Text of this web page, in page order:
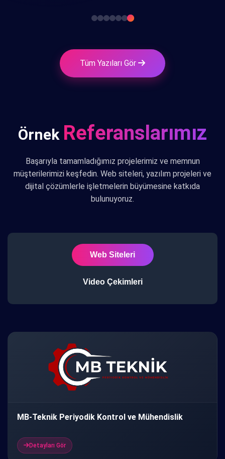
Tüm Yazıları Gör
Örnek Referanslarımız
Başarıyla tamamladığımız projelerimiz ve memnun
müşterilerimizi keşfedin. Web siteleri, yazılım projeleri ve
dijital çözümlerle işletmelerin büyümesine katkıda
bulunuyoruz.
Web Siteleri
Video Çekimleri
MB-Teknik Periyodik Kontrol ve Mühendislik
Detayları Gör